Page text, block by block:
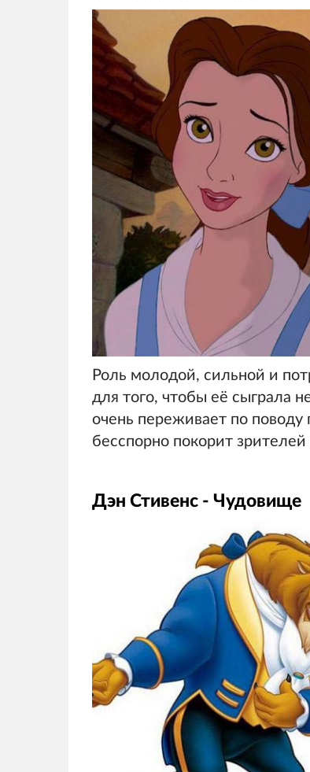
Роль молодой, сильной и
для того, чтобы её сыграла
очень переживает по поводу
бесспорно покорит
Дэн Стивенс - Чудовище